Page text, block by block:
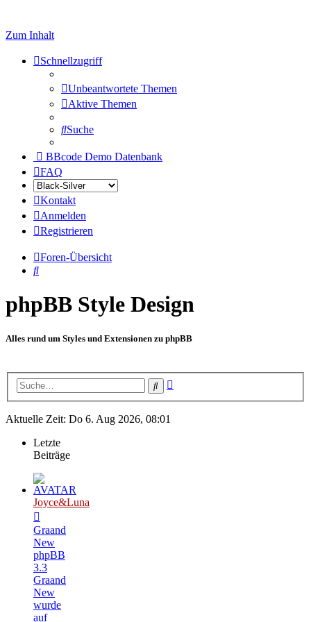
Zum Inhalt
Schnellzugriff
Unbeantwortete Themen
Aktive Themen
Suche
BBcode Demo Datenbank
FAQ
Kontakt
Anmelden
Registrieren
Foren-Übersicht
Suche
phpBB Style Design
Alles rund um Styles und Extensionen zu phpBB
Suche
Aktuelle Zeit: Do 6. Aug 2026, 08:01
Letzte
Beiträge
Joyce&Luna
Graand
New
phpBB
3.3
Graand
New
wurde
auf